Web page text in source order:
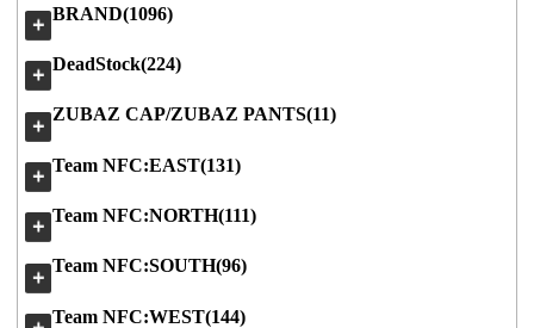
＋
BRAND(1096)
＋
DeadStock(224)
＋
ZUBAZ CAP/ZUBAZ PANTS(11)
＋
Team NFC:EAST(131)
＋
Team NFC:NORTH(111)
＋
Team NFC:SOUTH(96)
Team NFC:WEST(144)